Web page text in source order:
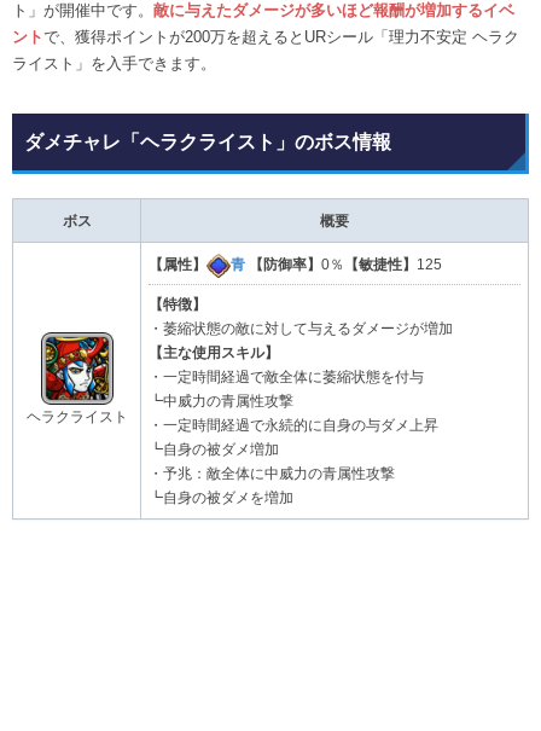
ト」が開催中です。 敵に与えたダメージが多いほど報酬が増加するイベ
ントで、獲得ポイントが200万を超えるとURシール「理力不安定 ヘラク
ライスト」を入手できます。
ダメチャレ「ヘラクライスト」のボス情報
ボス 概要
ヘラクライスト
【属性】 青 【防御率】 0％ 【敏捷性】 125
【特徴】
・萎縮状態の敵に対して与えるダメージが増加
【主な使用スキル】
・一定時間経過で敵全体に萎縮状態を付与
┗中威力の青属性攻撃
・一定時間経過で永続的に自身の与ダメ上昇
┗自身の被ダメ増加
・予兆：敵全体に中威力の青属性攻撃
┗自身の被ダメを増加